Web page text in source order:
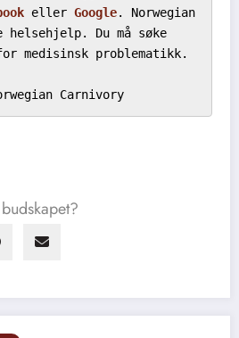
eller Google. Norwegian
Du må søke
medisinsk problematikk.
Carnivory